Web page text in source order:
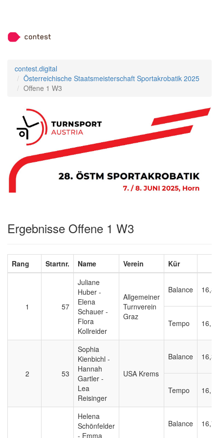
contest.digital
Österreichische Staatsmeisterschaft Sportakrobatik 2025
Offene 1 W3
Ergebnisse Offene 1 W3
Rang Startnr. Name Verein Kür
1 57
Juliane
Huber -
Elena
Schauer -
Flora
Kollreider
Allgemeiner
Turnverein
Graz
Balance
Tempo
2 53
Sophia
Kienbichl -
Hannah
Gartler -
Lea
Reisinger
USA Krems
Balance
Tempo
Helena
Schönfelder
- Emma
Balance